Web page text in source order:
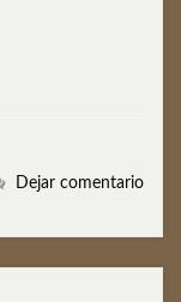
Dejar comentario